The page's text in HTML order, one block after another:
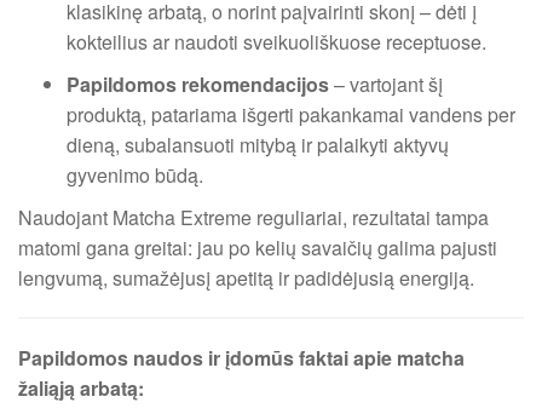
klasikinę arbatą, o norint paįvairinti skonį – dėti į
kokteilius ar naudoti sveikuoliškuose receptuose.
Papildomos rekomendacijos– vartojant šį
produktą, patariama išgerti pakankamai vandens per
dieną, subalansuoti mitybą ir palaikyti aktyvų
gyvenimo būdą.
Naudojant Matcha Extreme reguliariai, rezultatai tampa
matomi gana greitai: jau po kelių savaičių galima pajusti
lengvumą, sumažėjusį apetitą ir padidėjusią energiją.
Papildomos naudos ir įdomūs faktai apie matcha
žaliąją arbatą: